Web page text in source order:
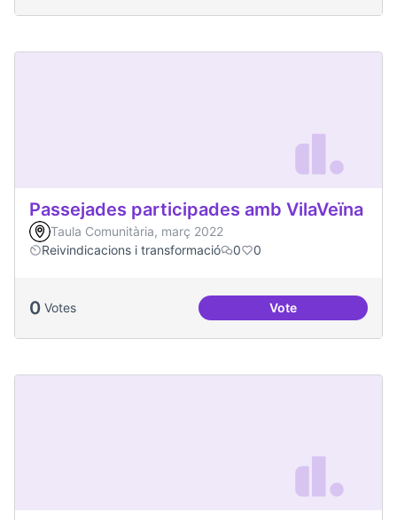
Passejades participades amb VilaVeïna
Taula Comunitària, març 2022
Reivindicacions i transformació
0 0
0 Votes VotePassejades